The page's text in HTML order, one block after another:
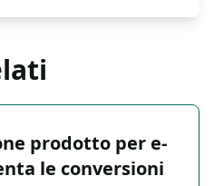
prodotto per e-
le conversioni